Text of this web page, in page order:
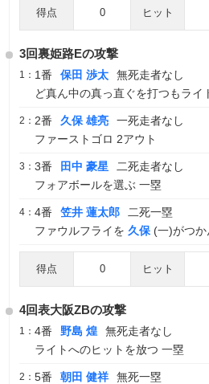
得点 0 ヒット
3回裏姫路Eの攻撃
1： 1番 保田 渉太
無死走者なし
ど真ん中の真っ直ぐを打つもライ
2： 2番 久保 雄亮
一死走者なし
ファーストゴロ 2アウト
3： 3番 田中 豪星
二死走者なし
フォアボールを選ぶ 一塁
4： 4番 笠井 蓮太郎
二死一塁
ファウルフライを 久保 (一)がつ
得点 0 ヒット
4回表大阪ZBの攻撃
1： 4番 野島 煌
無死走者なし
ライトへのヒットを放つ 一塁
2： 5番 朝田 健祥
無死一塁